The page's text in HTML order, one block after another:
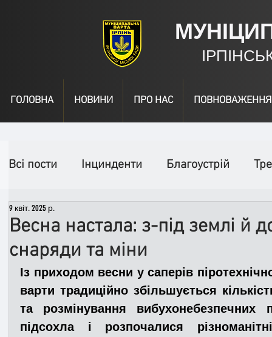
ГОЛОВНА НОВИНИ ПРО НАС ПОВНОВАЖЕННЯ
Всі пости Інцинденти Благоустрій
День народження
Спільні заходи
Медицина Новини ДТП
Весна настала: з-під землі й
снаряди та міни
9 квіт. 2025 р.
Із приходом весни у саперів
варти традиційно збільшується
та розмінування
підсохла і розпочалися